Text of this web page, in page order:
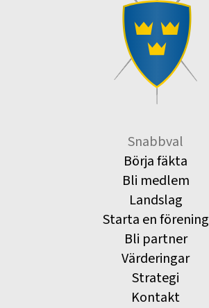
Snabbval
Börja fäkta
Bli medlem
Landslag
Starta en förening
Bli partner
Värderingar
Strategi
Kontakt